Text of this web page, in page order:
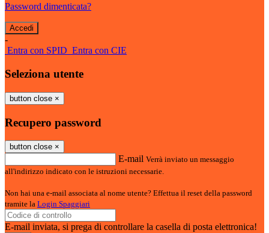
Password dimenticata?
-
Entra con SPID Entra con CIE
Seleziona utente
button close ×
Recupero password
button close ×
E-mail Verrà inviato un messaggio
all'indirizzo indicato con le istruzioni necessarie.
Non hai una e-mail associata al nome utente? Effettua il reset della password
tramite la Login Spaggiari
E-mail inviata, si prega di controllare la casella di posta elettronica!